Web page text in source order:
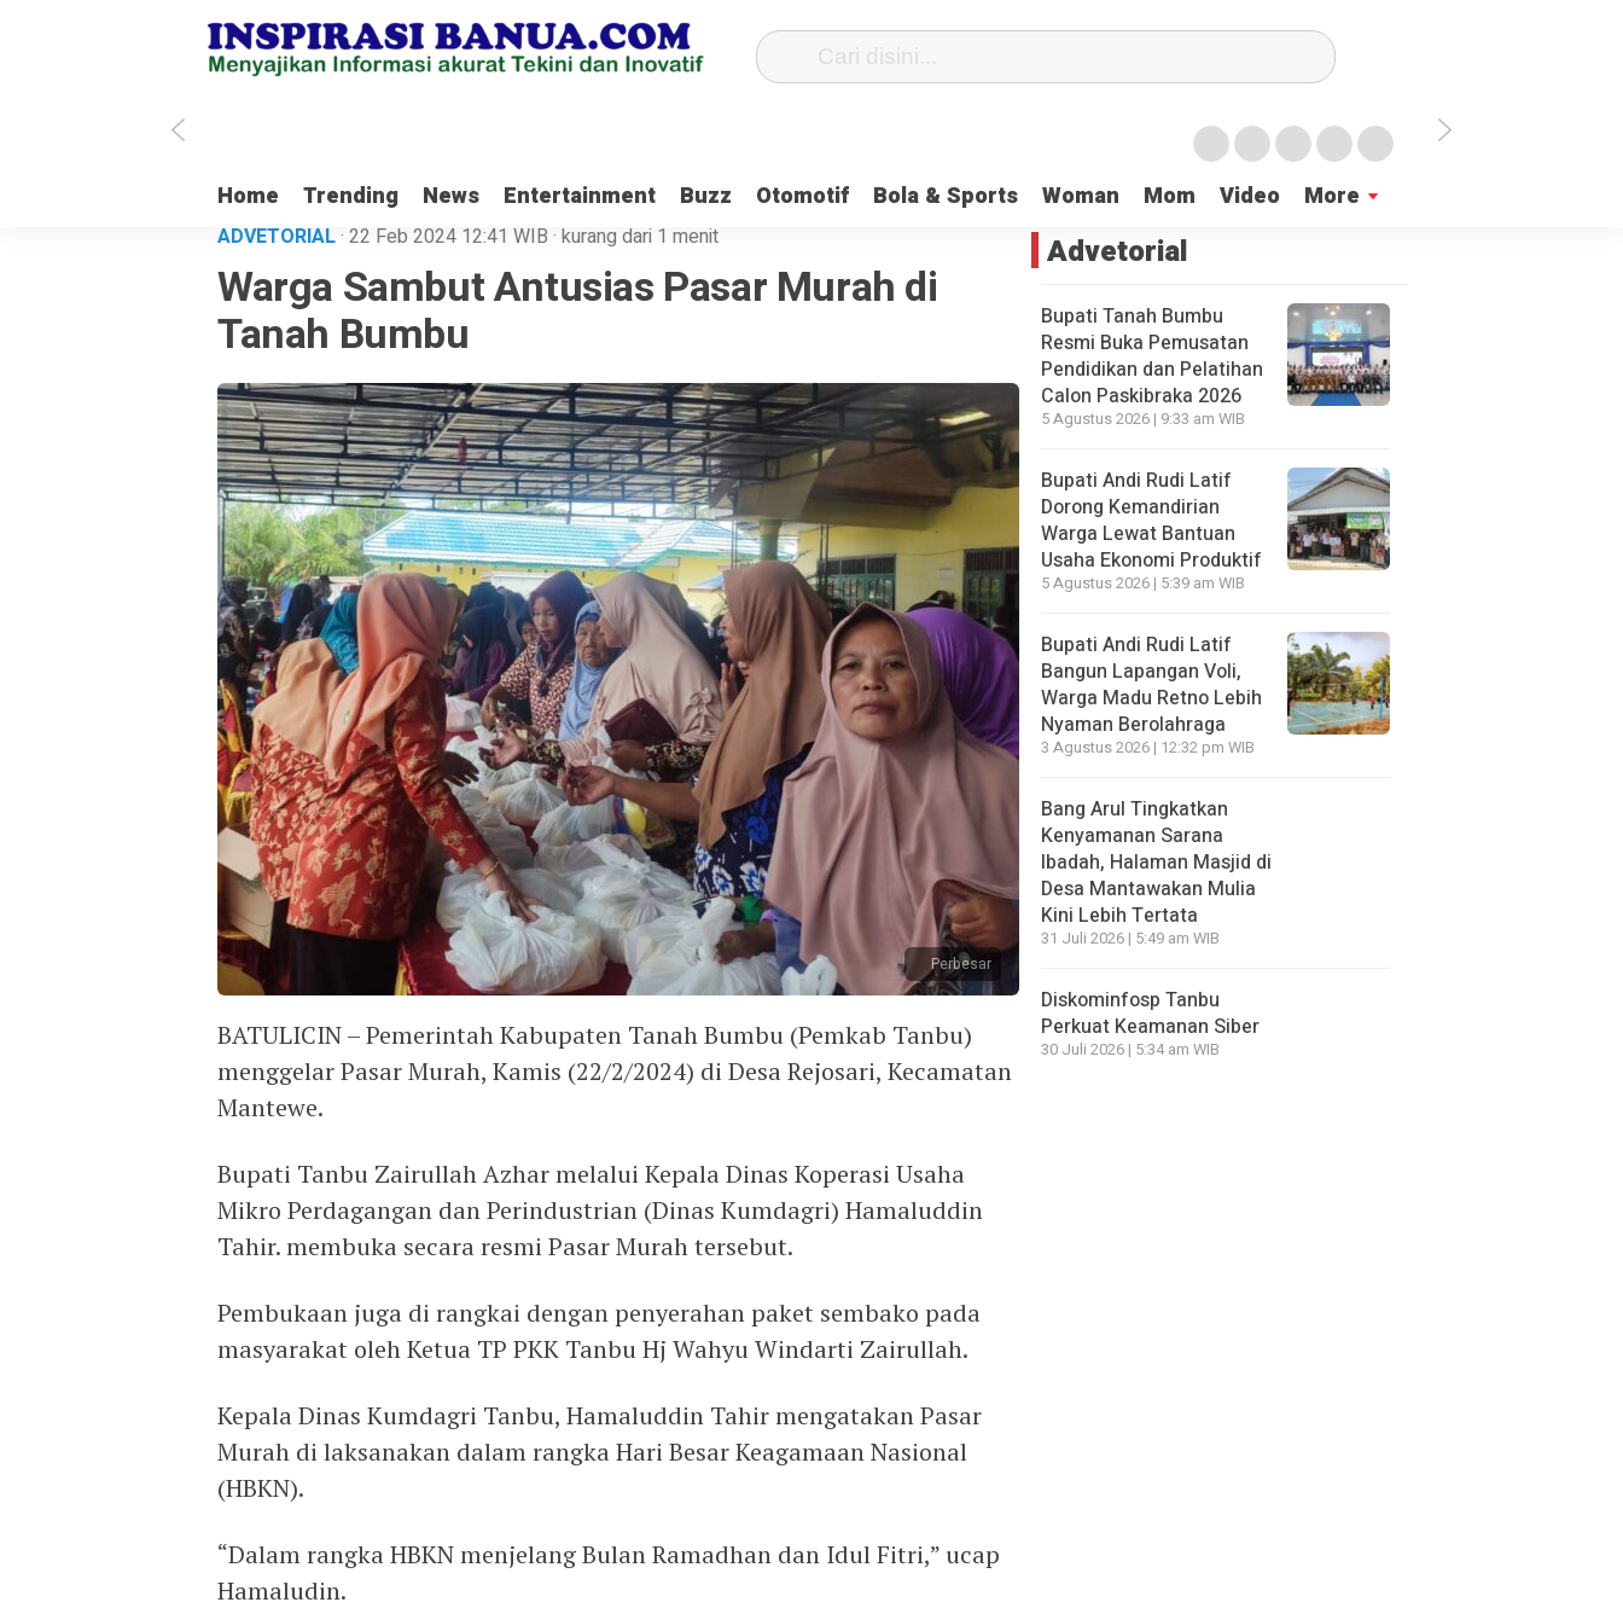
Home Trending News Entertainment Buzz Otomotif Bola & Sports Woman Mom Video More
Tanbu Rela Keluarkan Dana Pribadi Untuk Bersihkan Jalan Desa Satiung Waket DPRD Tanbu Sebut Generasi Muda Harus Ikut Berkontribusi Untuk Negeri Tanbu Launching Gerakan Pengibaran 5.000
ADVETORIAL· 22 Feb 2024 12:41 WIB · kurang dari 1 menit
Warga Sambut Antusias Pasar Murah di
Tanah Bumbu
Perbesar
BATULICIN – Pemerintah Kabupaten Tanah Bumbu (Pemkab Tanbu)
menggelar Pasar Murah, Kamis (22/2/2024) di Desa Rejosari, Kecamatan
Mantewe.
Bupati Tanbu Zairullah Azhar melalui Kepala Dinas Koperasi Usaha
Mikro Perdagangan dan Perindustrian (Dinas Kumdagri) Hamaluddin
Tahir. membuka secara resmi Pasar Murah tersebut.
Pembukaan juga di rangkai dengan penyerahan paket sembako pada
masyarakat oleh Ketua TP PKK Tanbu Hj Wahyu Windarti Zairullah.
Kepala Dinas Kumdagri Tanbu, Hamaluddin Tahir mengatakan Pasar
Murah di laksanakan dalam rangka Hari Besar Keagamaan Nasional
(HBKN).
“Dalam rangka HBKN menjelang Bulan Ramadhan dan Idul Fitri,” ucap
Hamaludin.
Advetorial
Bupati Tanah Bumbu
Resmi Buka Pemusatan
Pendidikan dan Pelatihan
Calon Paskibraka 2026
5 Agustus 2026 | 9:33 am WIB
Bupati Andi Rudi Latif
Dorong Kemandirian
Warga Lewat Bantuan
Usaha Ekonomi Produktif
5 Agustus 2026 | 5:39 am WIB
Bupati Andi Rudi Latif
Bangun Lapangan Voli,
Warga Madu Retno Lebih
Nyaman Berolahraga
3 Agustus 2026 | 12:32 pm WIB
Bang Arul Tingkatkan
Kenyamanan Sarana
Ibadah, Halaman Masjid di
Desa Mantawakan Mulia
Kini Lebih Tertata
31 Juli 2026 | 5:49 am WIB
Diskominfosp Tanbu
Perkuat Keamanan Siber
30 Juli 2026 | 5:34 am WIB